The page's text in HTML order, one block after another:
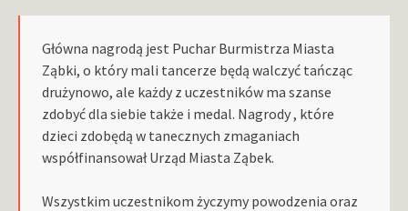
Główna nagrodą jest Puchar Burmistrza Miasta
Ząbki, o który mali tancerze będą walczyć tańcząc
drużynowo, ale każdy z uczestników ma szanse
zdobyć dla siebie także i medal. Nagrody , które
dzieci zdobędą w tanecznych zmaganiach
współfinansował Urząd Miasta Ząbek.
Wszystkim uczestnikom życzymy powodzenia oraz